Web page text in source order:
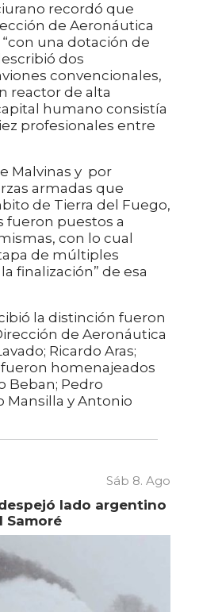
recordó que
de Aeronáutica
una dotación de
dos
convencionales,
reactor de alta
humano consistía
profesionales entre
Malvinas y por
armadas que
de Tierra del Fuego,
fueron puestos a
con lo cual
de múltiples
finalización” de esa
la distinción fueron
de Aeronáutica
Ricardo Aras;
homenajeados
Beban; Pedro
Mansilla y Antonio
Sáb 8. Ago
lado argentino
Samoré